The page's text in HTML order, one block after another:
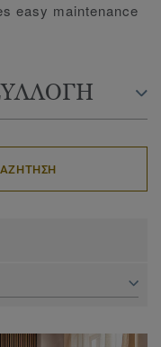
easy maintenance